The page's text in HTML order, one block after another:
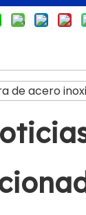
de acero